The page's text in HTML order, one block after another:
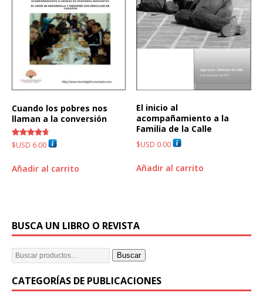
Cuando los pobres nos
llaman a la conversión
Valorado
con
de 5
$USD 6.00
Añadir al carrito
El inicio al
acompañamiento a la
Familia de la Calle
$USD 0.00
Añadir al carrito
BUSCA UN LIBRO O REVISTA
Buscar
CATEGORÍAS DE PUBLICACIONES